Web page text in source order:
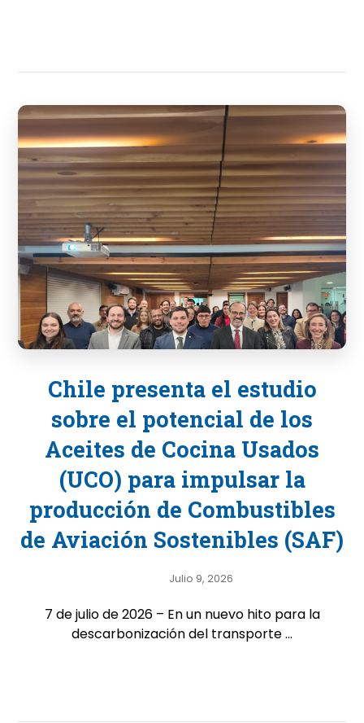
Chile presenta el estudio
sobre el potencial de los
Aceites de Cocina Usados
(UCO) para impulsar la
producción de Combustibles
de Aviación Sostenibles (SAF)
Julio 9, 2026
7 de julio de 2026 – En un nuevo hito para la
descarbonización del transporte ...